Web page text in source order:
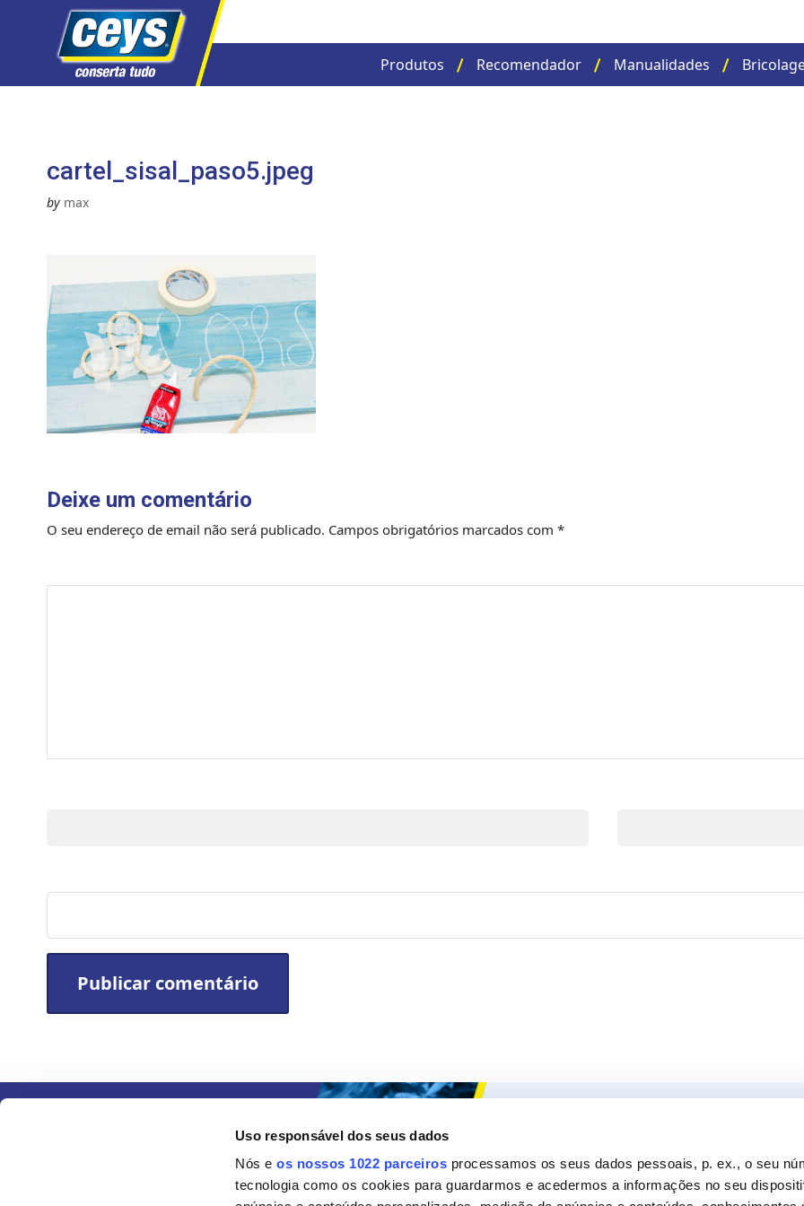
Uso responsável dos seus dados
Nós eos nossos 1022 parceiros processamos os seus dados pessoais, p. ex., o seu
tecnologia como os cookies para guardarmos e acedermos a informações no seu
Produtos Recomendador Manualidades
cartel_sisal_paso5.jpeg
by max
Deixe um comentário
O seu endereço de email não será publicado. Campos obrigatórios marcados com *
Sobre a Ceys
Manualidades